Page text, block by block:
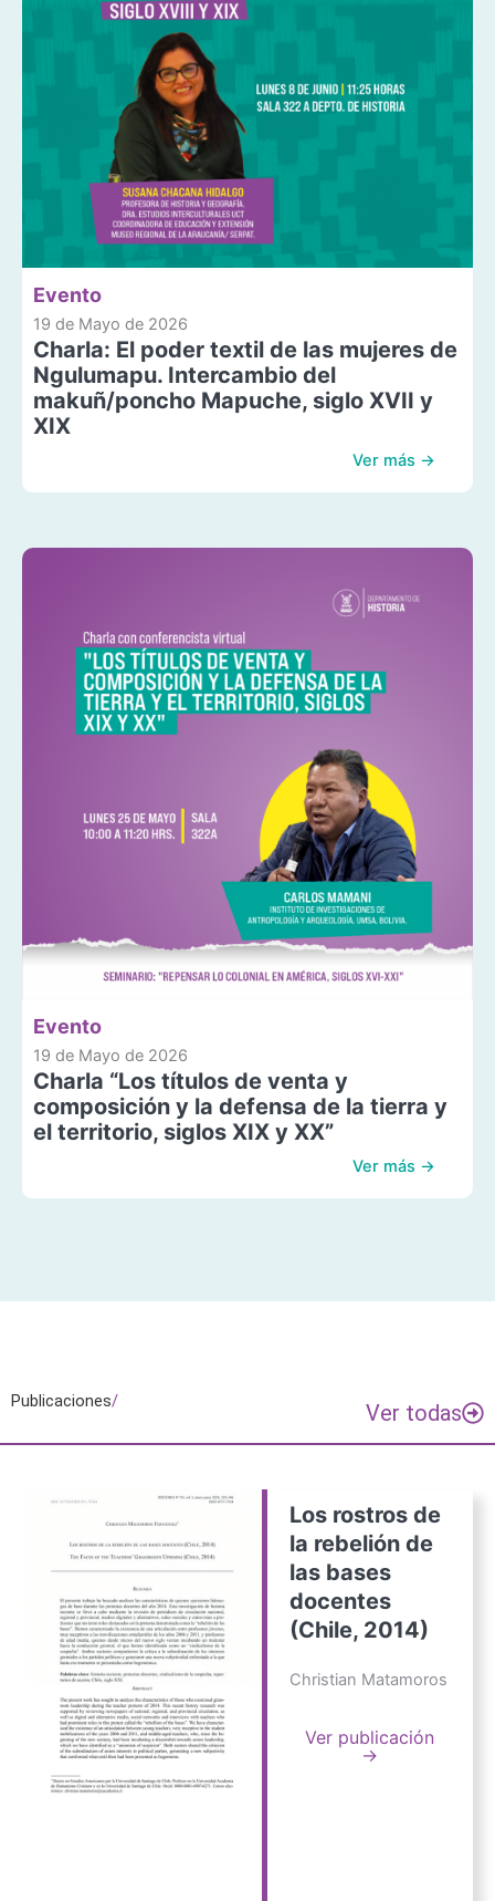
Evento
19 de Mayo de 2026
Charla: El poder textil de las mujeres de
Ngulumapu. Intercambio del
makuñ/poncho Mapuche, siglo XVII y
XIX
Ver más →
Evento
19 de Mayo de 2026
Charla “Los títulos de venta y
composición y la defensa de la tierra y
el territorio, siglos XIX y XX”
Ver más →
Publicaciones/ Ver todas
Los rostros de
la rebelión de
las bases
docentes
(Chile, 2014)
Christian Matamoros
Ver publicación
→